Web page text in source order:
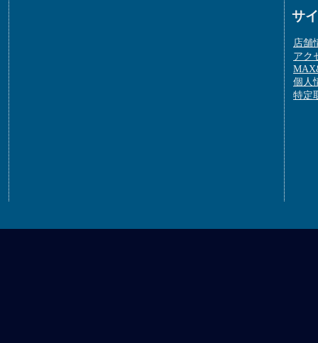
サ
店舗
アク
個人
特定